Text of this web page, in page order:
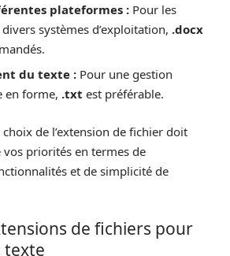
plateformes : Pour les
systèmes d’exploitation, .docx
du texte : Pour une gestion
en forme, .txt est préférable.
de l’extension de fichier doit
vos priorités en termes de
et de simplicité de
de fichiers pour